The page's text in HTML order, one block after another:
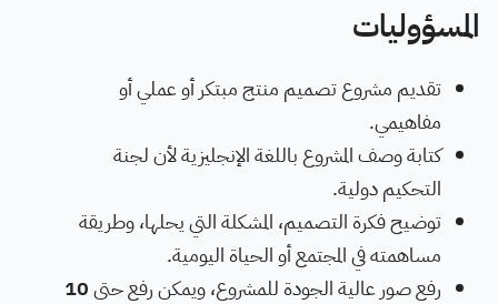
المسؤوليات
تقديم مشروع تصميم منتج مبتكر أو عملي أو
مفاهيمي.
كتابة وصف المشروع باللغة الإنجليزية لأن لجنة
التحكيم دولية.
توضيح فكرة التصميم، المشكلة التي يحلها، وطريقة
مساهمته في المجتمع أو الحياة اليومية.
رفع صور عالية الجودة للمشروع، ويمكن رفع حتى10